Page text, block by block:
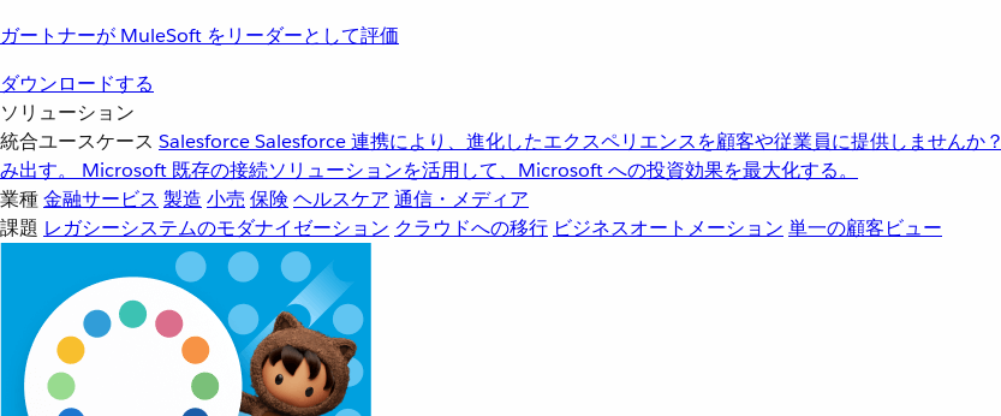
ガートナーが MuleSoft をリーダーとして評価
ダウンロードする
ソリューション
統合ユースケース SalesforceSalesforce 連携により、進化したエクスペリエンスを顧客や従業員に提供しませんか？
み出す。
Microsoft 既存の接続ソリューションを活用して、Microsoft への投資効果を最大化する。
業種金融サービス 製造 小売 保険 ヘルスケア 通信・メディア
課題 レガシーシステムのモダナイゼーション クラウドへの移行 ビジネスオートメーション 単一の顧客ビュー